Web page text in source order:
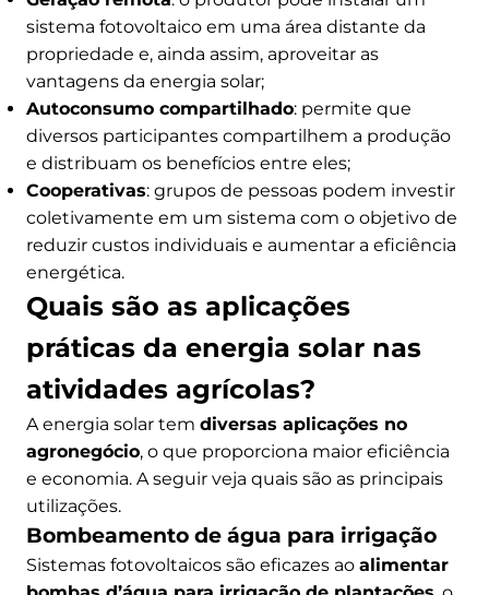
sistema fotovoltaico em uma área distante da
propriedade e, ainda assim, aproveitar as
vantagens da energia solar;
Autoconsumo compartilhado: permite que
diversos participantes compartilhem a produção
e distribuam os benefícios entre eles;
Cooperativas: grupos de pessoas podem investir
coletivamente em um sistema com o objetivo de
reduzir custos individuais e aumentar a eficiência
energética.
Quais são as aplicações
práticas da energia solar nas
atividades agrícolas?
A energia solar tem diversas aplicações no
agronegócio, o que proporciona maior eficiência
e economia. A seguir veja quais são as principais
utilizações.
Bombeamento de água para irrigação
Sistemas fotovoltaicos são eficazes ao alimentar